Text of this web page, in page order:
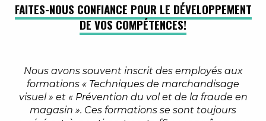
FAITES-NOUS CONFIANCE POUR LE DÉVELOPPEMENT
DE VOS COMPÉTENCES!
Nous avons souvent inscrit des employés aux
formations « Techniques de marchandisage
visuel » et « Prévention du vol et de la fraude en
magasin ». Ces formations se sont toujours